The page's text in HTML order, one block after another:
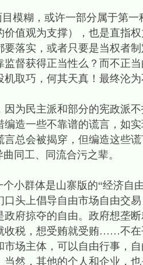
糊，或许一部分属于第一
价值观为支撑），也是直指
落实，或者只要是当权者
督获得正当性么？而不正
取巧，何其天真！最终沦
民主派和部分的宪政派不
造一些不靠谱的谎言，如
言总会被揭穿，但编造这些
同工、同流合污之辈。
群体是山寨版的“经济自
口头上倡导自由市场自由交
府掠夺的自由。政府想垄
收税，想受贿就受贿……不
市场主体，可以自由行事，
然，其他的个人和企业，